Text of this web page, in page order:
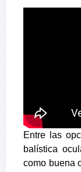
Entre las
balística
como buena